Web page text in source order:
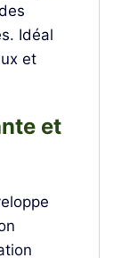
Idéal
et
et